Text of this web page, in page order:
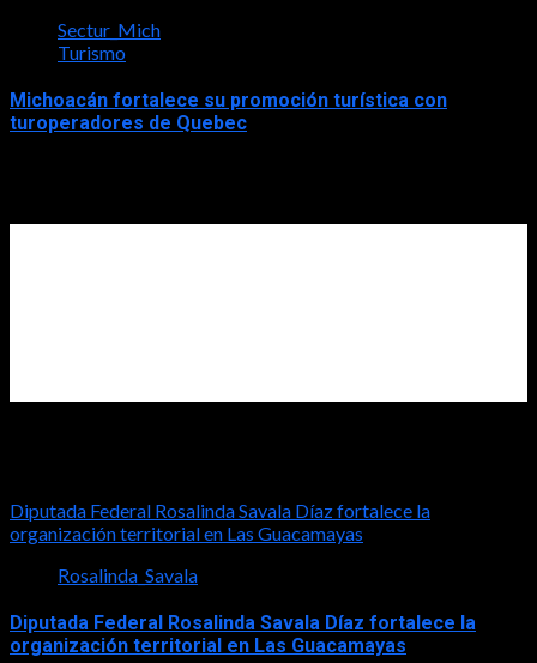
Sectur_Mich
Turismo
Michoacán fortalece su promoción turística con
turoperadores de Quebec
Diputada Federal Rosalinda Savala Díaz fortalece la
organización territorial en Las Guacamayas
Rosalinda_Savala
Diputada Federal Rosalinda Savala Díaz fortalece la
organización territorial en Las Guacamayas